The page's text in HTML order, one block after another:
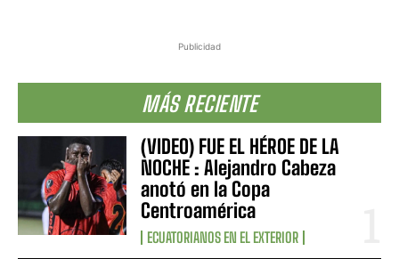
Publicidad
MÁS RECIENTE
(VIDEO) FUE EL HÉROE DE LA
NOCHE : Alejandro Cabeza
anotó en la Copa
Centroamérica
ECUATORIANOS EN EL EXTERIOR